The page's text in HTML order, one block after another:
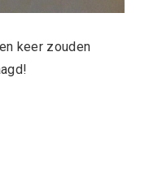
keer zouden